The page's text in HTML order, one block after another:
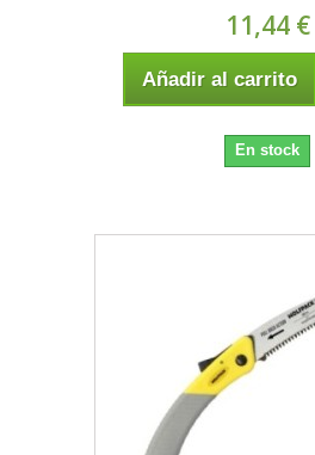
11,44 €
Añadir al carrito
En stock